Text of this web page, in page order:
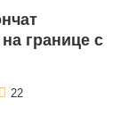
границе с
22